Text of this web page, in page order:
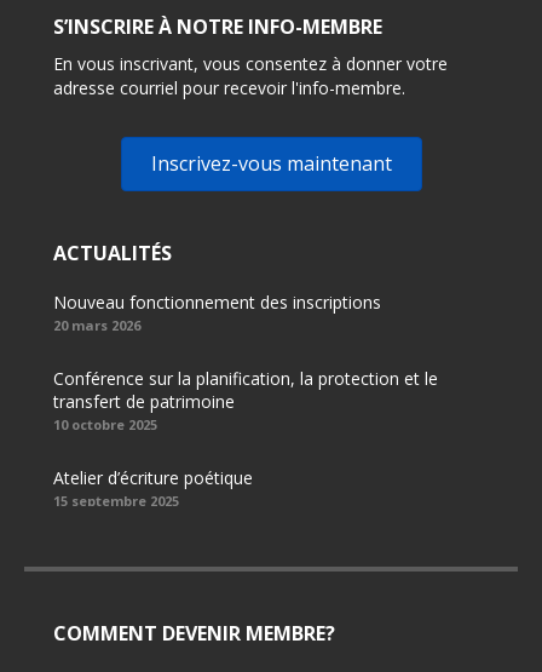
S’INSCRIRE À NOTRE INFO-MEMBRE
En vous inscrivant, vous consentez à donner votre
adresse courriel pour recevoir l'info-membre.
Inscrivez-vous maintenant
ACTUALITÉS
Nouveau fonctionnement des inscriptions
20 mars 2026
Conférence sur la planification, la protection et le
transfert de patrimoine
10 octobre 2025
Atelier d’écriture poétique
15 septembre 2025
COMMENT DEVENIR MEMBRE?